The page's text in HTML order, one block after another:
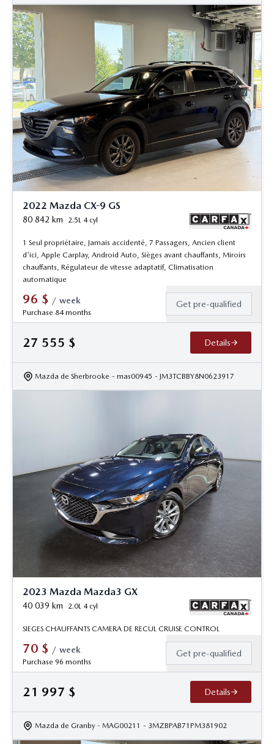
2022 Mazda CX-9 GS
80 842 km 2.5L 4 cyl
1 Seul propriétaire, Jamais accidenté, 7 Passagers, Ancien client
d'ici, Apple Carplay, Android Auto, Sièges avant chauffants, Miroirs
chauffants, Régulateur de vitesse adaptatif, Climatisation
automatique
96 $ / week
Purchase 84 months
Get pre-qualified
27 555 $ Details
Mazda de Sherbrooke - mas00945 - JM3TCBBY8N0623917
2023 Mazda Mazda3 GX
40 039 km 2.0L 4 cyl
SIEGES CHAUFFANTS CAMERA DE RECUL CRUISE CONTROL
70 $ / week
Purchase 96 months
Get pre-qualified
21 997 $ Details
Mazda de Granby - MAG00211 - 3MZBPAB71PM381902